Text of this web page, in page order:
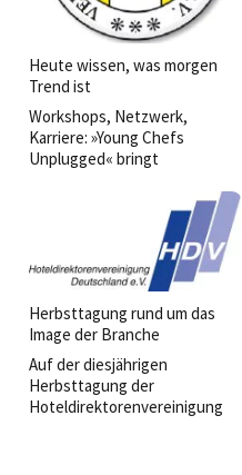
Heute wissen, was morgen
Trend ist
Workshops, Netzwerk,
Karriere: »Young Chefs
Unplugged« bringt
Herbsttagung rund um das
Image der Branche
Auf der diesjährigen
Herbsttagung der
Hoteldirektorenvereinigung